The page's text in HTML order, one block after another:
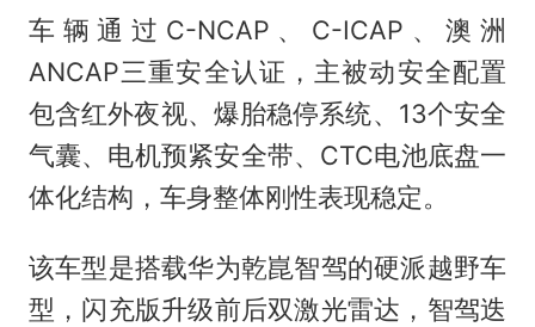
车辆通过C-NCAP、C-ICAP、澳洲
ANCAP三重安全认证，主被动安全配置
包含红外夜视、爆胎稳停系统、13个安全
气囊、电机预紧安全带、CTC电池底盘一
体化结构，车身整体刚性表现稳定。
该车型是搭载华为乾崑智驾的硬派越野车
型，闪充版升级前后双激光雷达，智驾迭